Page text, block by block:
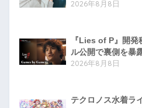
2026年8月8日
『Lies of P』開
ル公開で裏側を暴
2026年8月8日
テクロノス水着ラ